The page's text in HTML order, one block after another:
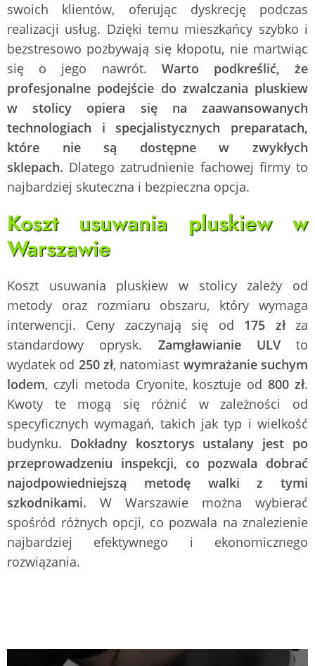
swoich klientów, oferując dyskrecję podczas
realizacji usług. Dzięki temu mieszkańcy szybko i
bezstresowo pozbywają się kłopotu, nie martwiąc
się o jego nawrót. Warto podkreślić, że
profesjonalne podejście do zwalczania pluskiew
w stolicy opiera się na zaawansowanych
technologiach i specjalistycznych preparatach,
które nie są dostępne w zwykłych
sklepach. Dlatego zatrudnienie fachowej firmy to
najbardziej skuteczna i bezpieczna opcja.
Koszt usuwania pluskiew w
Warszawie
Koszt usuwania pluskiew w stolicy zależy od
metody oraz rozmiaru obszaru, który wymaga
interwencji. Ceny zaczynają się od 175 złza
standardowy oprysk. Zamgławianie ULVto
wydatek od 250 zł, natomiast wymrażanie suchym
lodem, czyli metoda Cryonite, kosztuje od800 zł.
Kwoty te mogą się różnić w zależności od
specyficznych wymagań, takich jak typ i wielkość
budynku. Dokładny kosztorys ustalany jest po
przeprowadzeniu inspekcji, co pozwala dobrać
najodpowiedniejszą metodę walki z tymi
szkodnikami. W Warszawie można wybierać
spośród różnych opcji, co pozwala na znalezienie
najbardziej efektywnego i ekonomicznego
rozwiązania.